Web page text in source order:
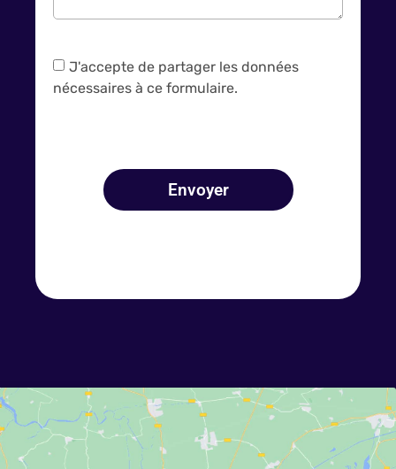
J'accepte de partager les données
nécessaires à ce formulaire.
Envoyer